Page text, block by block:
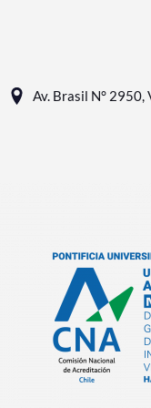
Av. Brasil N° 2950,